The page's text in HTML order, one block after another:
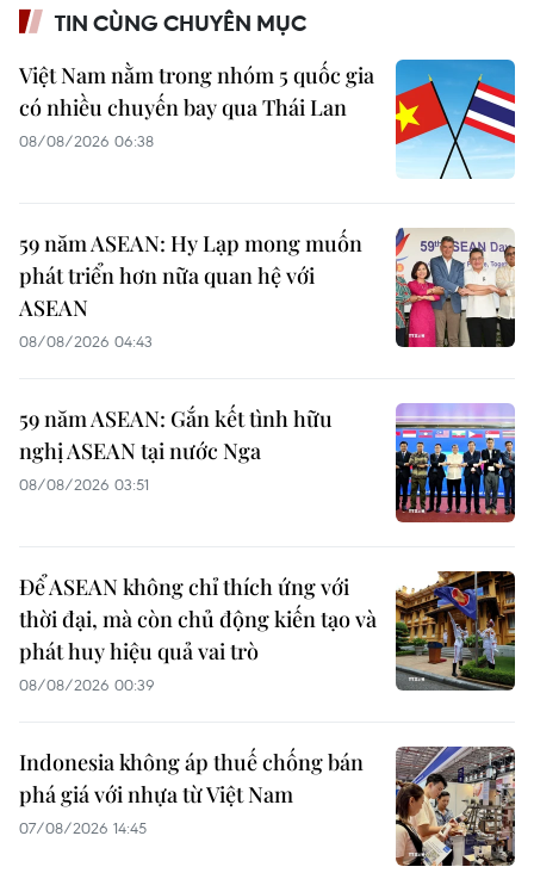
TIN CÙNG CHUYÊN MỤC
Việt Nam nằm trong nhóm 5 quốc gia
có nhiều chuyến bay qua Thái Lan
08/08/2026 06:38
59 năm ASEAN: Hy Lạp mong muốn
phát triển hơn nữa quan hệ với
ASEAN
08/08/2026 04:43
59 năm ASEAN: Gắn kết tình hữu
nghị ASEAN tại nước Nga
08/08/2026 03:51
Để ASEAN không chỉ thích ứng với
thời đại, mà còn chủ động kiến tạo và
phát huy hiệu quả vai trò
08/08/2026 00:39
Indonesia không áp thuế chống bán
phá giá với nhựa từ Việt Nam
07/08/2026 14:45